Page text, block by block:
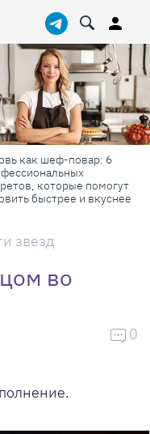
Масштабные приключения:
самые красивые фестивали
России в августе
звезд
во
0